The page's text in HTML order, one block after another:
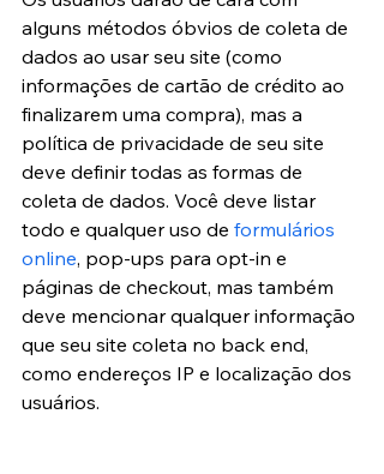
alguns métodos óbvios de coleta de
dados ao usar seu site (como
informações de cartão de crédito ao
finalizarem uma compra), mas a
política de privacidade de seu site
deve definir todas as formas de
coleta de dados. Você deve listar
todo e qualquer uso de formulários
online, pop-ups para opt-in e
páginas de checkout, mas também
deve mencionar qualquer informação
que seu site coleta no back end,
como endereços IP e localização dos
usuários.